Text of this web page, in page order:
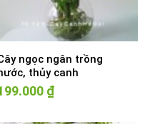
ngọc ngân trồng
thủy canh
₫